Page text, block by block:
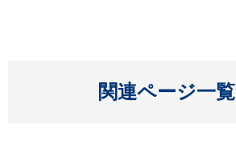
関連ページ一覧
開く